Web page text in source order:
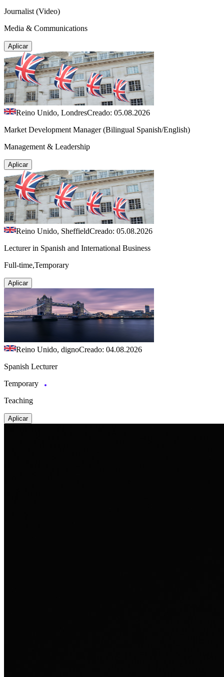
Journalist (Video)
Media & Communications
Aplicar
Reino Unido, LondresCreado: 05.08.2026
Market Development Manager (Bilingual Spanish/English)
Management & Leadership
Aplicar
Reino Unido, SheffieldCreado: 05.08.2026
Lecturer in Spanish and International Business
Full-time,Temporary
Aplicar
Reino Unido, dignoCreado: 04.08.2026
Spanish Lecturer
Temporary
Teaching
Aplicar